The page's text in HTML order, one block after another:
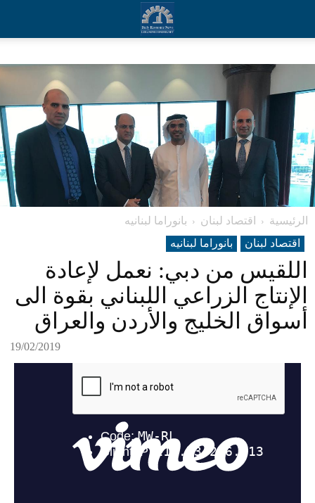
الرئيسية اقتصاد لبنان
بانوراما لبنانیه
اقتصاد لبنان
بانوراما لبنانیه
اللقيس من دبي: نعمل لإعادة
الإنتاج الزراعي اللبناني بقوة الى
أسواق الخليج والأردن والعراق
19/02/2019